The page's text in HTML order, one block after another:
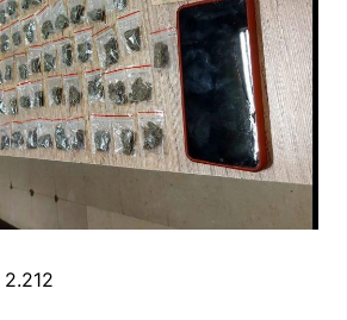
2.212